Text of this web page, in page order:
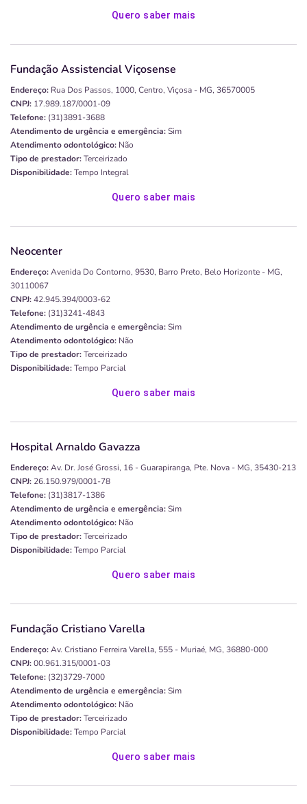
Quero saber mais
Fundação Assistencial Viçosense
Endereço: Rua Dos Passos, 1000, Centro, Viçosa - MG, 36570005
CNPJ: 17.989.187/0001-09
Telefone: (31)3891-3688
Atendimento de urgência e emergência:Sim
Atendimento odontológico: Não
Tipo de prestador:Terceirizado
Disponibilidade:Tempo Integral
Quero saber mais
Neocenter
Endereço:Avenida Do Contorno, 9530, Barro Preto, Belo Horizonte - MG,
30110067
CNPJ:42.945.394/0003-62
Telefone: (31)3241-4843
Atendimento de urgência e emergência:Sim
Atendimento odontológico: Não
Tipo de prestador:Terceirizado
Disponibilidade:Tempo Parcial
Quero saber mais
Hospital Arnaldo Gavazza
Endereço:Av. Dr. José Grossi, 16 - Guarapiranga, Pte. Nova - MG, 35430-213
CNPJ: 26.150.979/0001-78
Telefone: (31)3817-1386
Atendimento de urgência e emergência:Sim
Atendimento odontológico: Não
Tipo de prestador:Terceirizado
Disponibilidade:Tempo Parcial
Quero saber mais
Fundação Cristiano Varella
Endereço:Av. Cristiano Ferreira Varella, 555 - Muriaé, MG, 36880-000
CNPJ:00.961.315/0001-03
Telefone: (32)3729-7000
Atendimento de urgência e emergência:Sim
Atendimento odontológico: Não
Tipo de prestador:Terceirizado
Disponibilidade:Tempo Parcial
Quero saber mais